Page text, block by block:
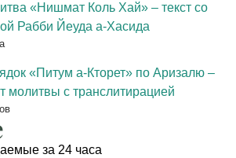
«Нишмат Коль Хай» – текст со
Рабби Йеуда а-Хасида
«Питум а-Кторет» по Аризалю –
молитвы с транслитирацией
за 24 часа